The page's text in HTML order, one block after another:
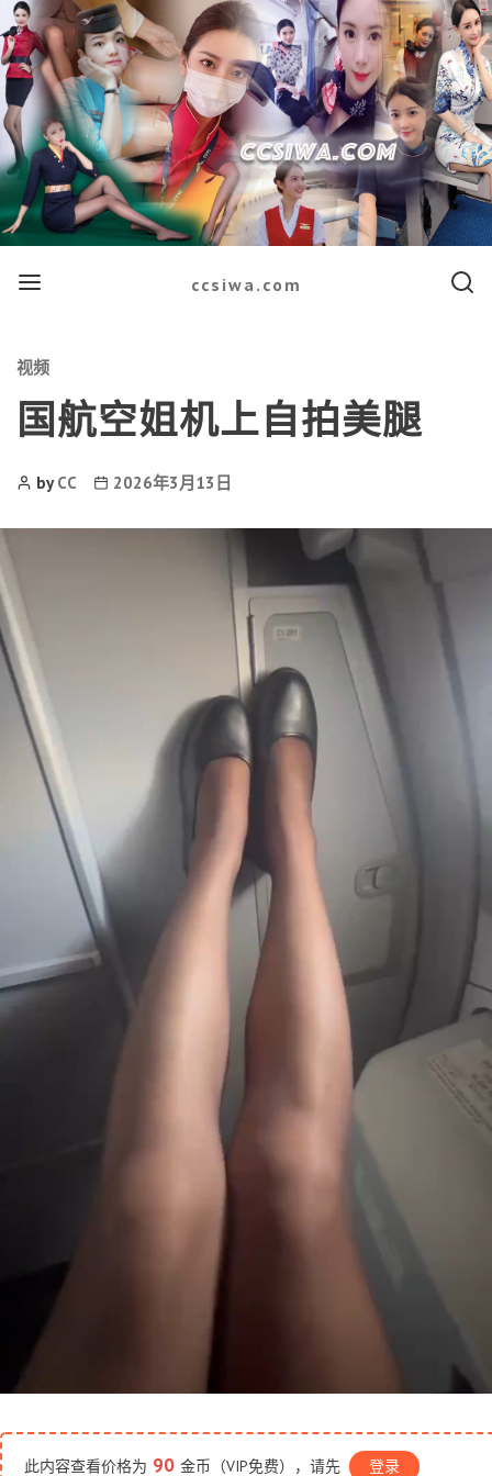
Menu ccsiwa.com Search
Categories
视频
国航空姐机上自拍美腿
PostbyCC
Post2026年3月13日
此内容查看价格为 90 金币（VIP免费），请先 登录